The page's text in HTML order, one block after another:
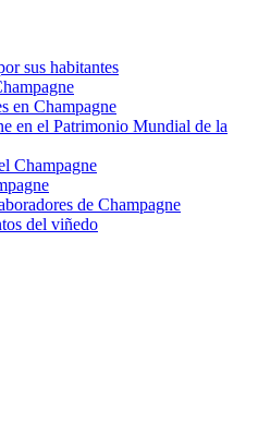
sus habitantes
en Champagne
en el Patrimonio Mundial de la
Champagne
de Champagne
del viñedo